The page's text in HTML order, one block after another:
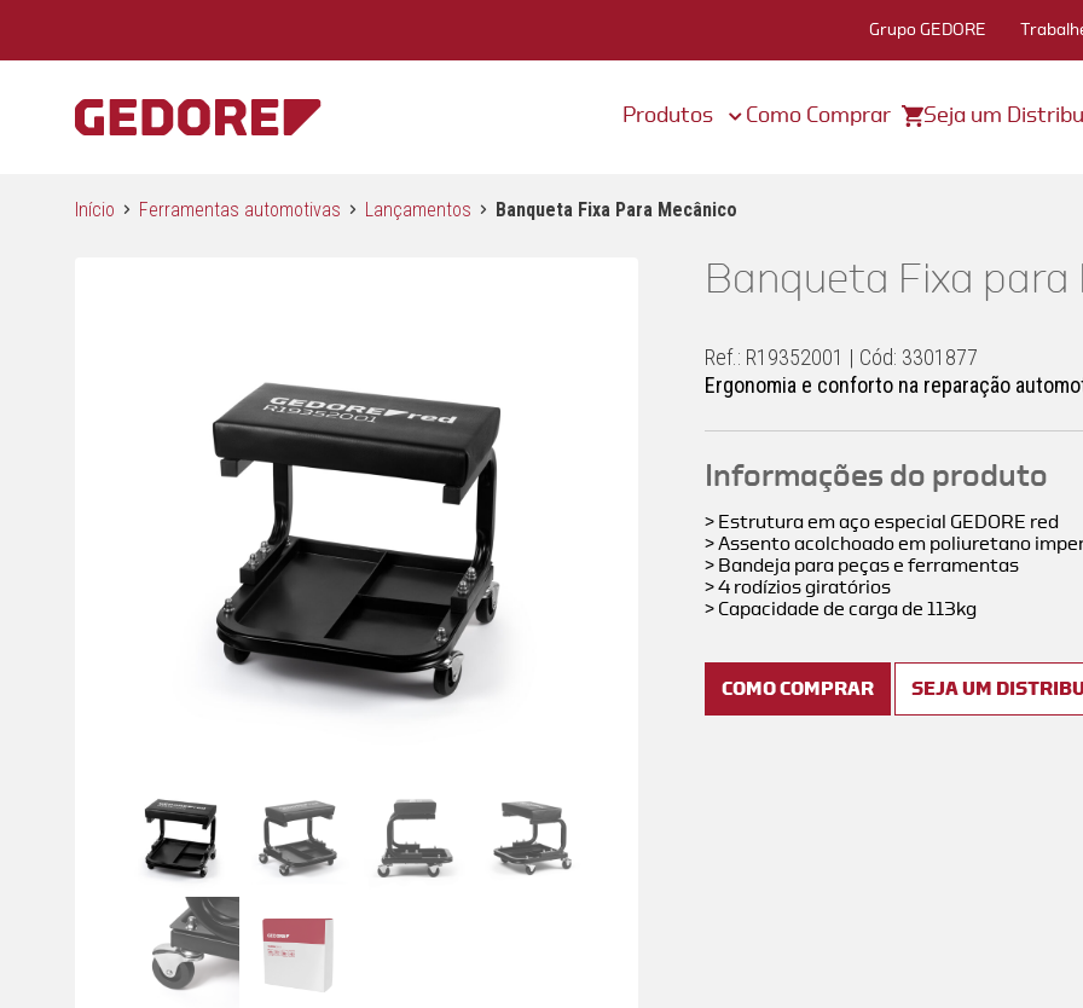
Grupo GEDORE
Produtos Como Comprar Seja um
Início Ferramentas automotivas Lançamentos Banqueta Fixa Para Mecânico
Banqueta Fixa para
Ref.: R19352001 | Cód: 3301877
Ergonomia e conforto na reparação
Informações do produto
> Estrutura em aço especial GEDORE red
> Assento acolchoado em poliuretano
> Bandeja para peças e ferramentas
> 4 rodízios giratórios
> Capacidade de carga de 113kg
COMO COMPRAR SEJA UM